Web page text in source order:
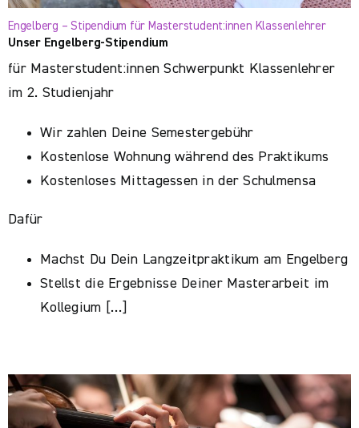
Engelberg – Stipendium für Masterstudent:innen Klassenlehrer
Unser Engelberg-Stipendium
für Masterstudent:innen Schwerpunkt Klassenlehrer
im 2. Studienjahr
Wir zahlen Deine Semestergebühr
Kostenlose Wohnung während des Praktikums
Kostenloses Mittagessen in der Schulmensa
Dafür
Machst Du Dein Langzeitpraktikum am Engelberg
Stellst die Ergebnisse Deiner Masterarbeit im
Kollegium […]